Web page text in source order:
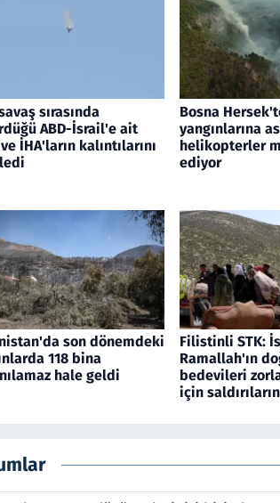
sırasında
ABD-İsrail'e ait
İHA'ların kalıntılarını
Bosna
yangınlarına
helikopterler
ediyor
son dönemdeki
118 bina
hale geldi
Filistinli STK:
Ramallah'ın
bedevileri
için